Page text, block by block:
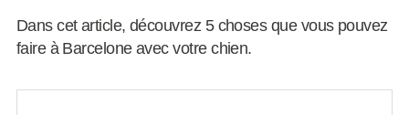
Dans cet article, découvrez 5 choses que vous pouvez
faire à Barcelone avec votre chien.